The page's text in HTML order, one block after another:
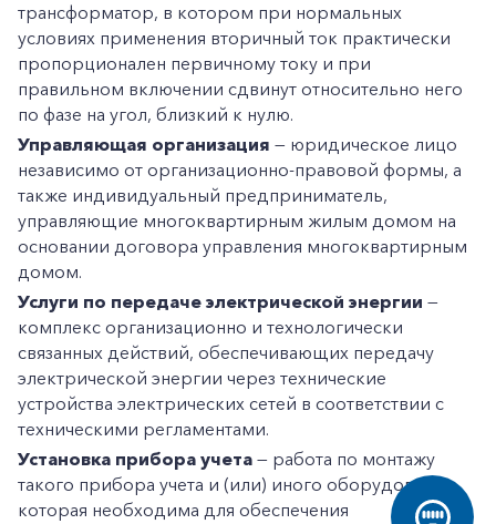
трансформатор, в котором при нормальных
условиях применения вторичный ток практически
пропорционален первичному току и при
правильном включении сдвинут относительно него
по фазе на угол, близкий к нулю.
Управляющая организация — юридическое лицо
независимо от организационно-правовой формы, а
также индивидуальный предприниматель,
управляющие многоквартирным жилым домом на
основании договора управления многоквартирным
домом.
Услуги по передаче электрической энергии —
комплекс организационно и технологически
связанных действий, обеспечивающих передачу
электрической энергии через технические
устройства электрических сетей в соответствии с
техническими регламентами.
Установка прибора учета — работа по монтажу
такого прибора учета и (или) иного оборудования,
которая необходима для обеспечения